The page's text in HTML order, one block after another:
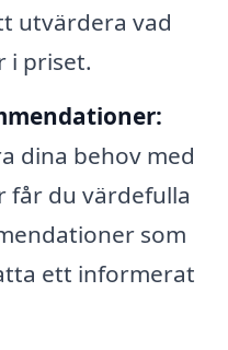
utvärdera vad
i priset.
dina behov med
du värdefulla
som
ett informerat